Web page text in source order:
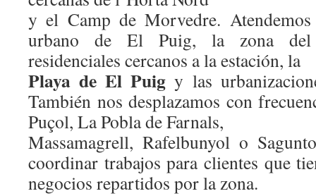
y el Camp de Morvedre.
urbano de El Puig, la zona del
residenciales cercanos a la estación, la
Playa de El Puig y las
También nos desplazamos con
Puçol, La Pobla de Farnals,
Massamagrell, Rafelbunyol o
coordinar trabajos para clientes que
negocios repartidos por la zona.